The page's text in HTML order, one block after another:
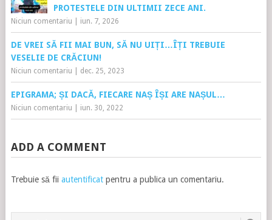
PROTESTELE DIN ULTIMII ZECE ANI.
Niciun comentariu iun. 7, 2026
DE VREI SĂ FII MAI BUN, SĂ NU UIȚI…ÎȚI TREBUIE
VESELIE DE CRĂCIUN!
Niciun comentariu dec. 25, 2023
EPIGRAMA; ȘI DACĂ, FIECARE NAȘ ÎȘI ARE NAȘUL…
Niciun comentariu iun. 30, 2022
ADD A COMMENT
Trebuie să fii autentificatpentru a publica un comentariu.